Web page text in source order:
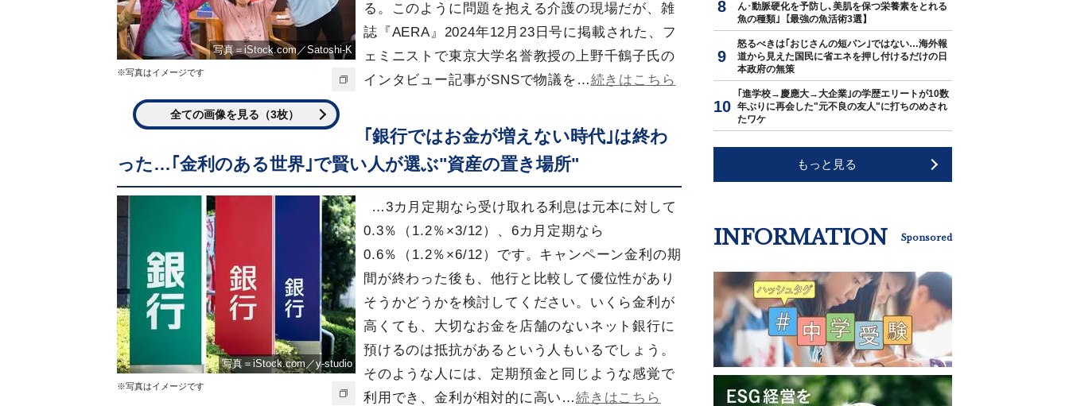
写真＝iStock.com／Satoshi-K
※写真はイメージです
全ての画像を見る（3枚）
る。このように問題を抱える介護の現場だが、雑
誌『AERA』2024年12月23日号に掲載された、フ
ェミニストで東京大学名誉教授の上野千鶴子氏の
インタビュー記事がSNSで物議を…続きはこちら
｢銀行ではお金が増えない時代｣は終わ
った…｢金利のある世界｣で賢い人が選ぶ"資産の置き場所"
写真＝iStock.com／y-studio
※写真はイメージです
…3カ月定期なら受け取れる利息は元本に対して
0.3％（1.2％×3/12）、6カ月定期なら
0.6％（1.2％×6/12）です。キャンペーン金利の期
間が終わった後も、他行と比較して優位性があり
そうかどうかを検討してください。いくら金利が
高くても、大切なお金を店舗のないネット銀行に
預けるのは抵抗があるという人もいるでしょう。
そのような人には、定期預金と同じような感覚で
利用でき、金利が相対的に高い…続きはこちら
ん･動脈硬化を予防し､美肌を保つ栄養素をとれる
魚の種類｣【最強の魚活術3選】
怒るべきは｢おじさんの短パン｣ではない…海外報
道から見えた国民に省エネを押し付けるだけの日
本政府の無策
｢進学校→慶應大→大企業｣の学歴エリートが10数
年ぶりに再会した"元不良の友人"に打ちのめされ
たワケ
もっと見る
INFORMATION Sponsored